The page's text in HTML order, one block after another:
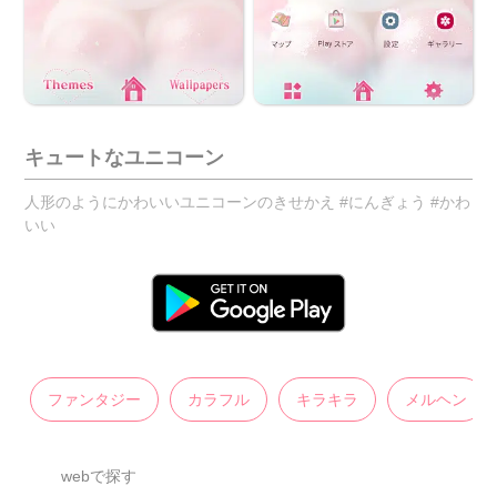
キュートなユニコーン
人形のようにかわいいユニコーンのきせかえ #にんぎょう #かわ
いい
ファンタジー カラフル キラキラ メルヘン
webで探す